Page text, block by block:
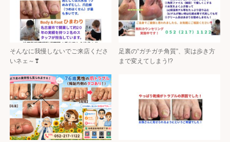
そんなに我慢しないでご来店くださ
いネェ～❣
足裏の“ガチガチ角質”、実は歩き方
まで変えてしまう!?